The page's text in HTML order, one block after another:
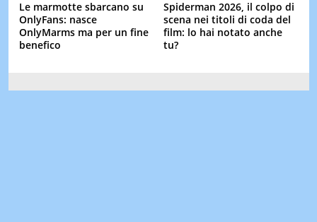
Le marmotte sbarcano su
OnlyFans: nasce
OnlyMarms ma per un fine
benefico
Spiderman 2026, il colpo di
scena nei titoli di coda del
film: lo hai notato anche
tu?